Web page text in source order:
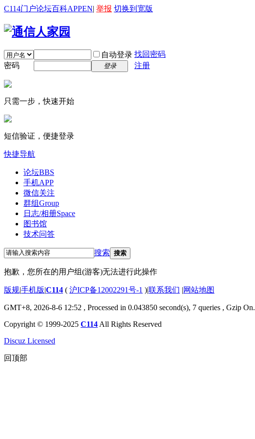
C114门户论坛百科APPEN| 举报 切换到宽版
自动登录 找回密码
密码
登录 注册
只需一步，快速开始
短信验证，便捷登录
快捷导航
论坛BBS
手机APP
微信关注
群组Group
日志/相册Space
图书馆
技术问答
搜索 搜索
抱歉，您所在的用户组(游客)无法进行此操作
版规|手机版|C114 ( 沪ICP备12002291号-1 )|联系我们 |网站地图
GMT+8, 2026-8-6 12:52 , Processed in 0.043850 second(s), 7 queries , Gzip On.
Copyright © 1999-2025 C114 All Rights Reserved
Discuz Licensed
回顶部